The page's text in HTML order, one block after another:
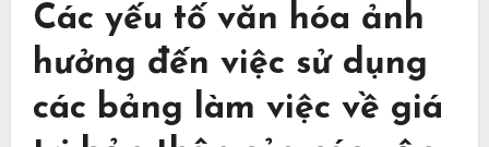
Các yếu tố văn hóa ảnh
hưởng đến việc sử dụng
các bảng làm việc về giá